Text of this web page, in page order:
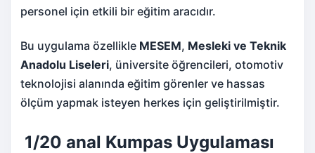
personel için etkili bir eğitim aracıdır.
Bu uygulama özellikle MESEM, Mesleki ve Teknik
Anadolu Liseleri, üniversite öğrencileri, otomotiv
teknolojisi alanında eğitim görenler ve hassas
ölçüm yapmak isteyen herkes için geliştirilmiştir.
1/20 anal Kumpas Uygulaması